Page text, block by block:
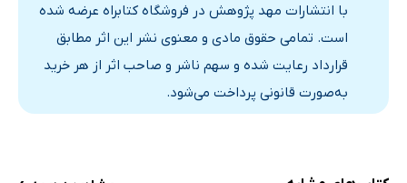
منابع فارسی
منابع انگلیسی
با انتشارات مهد پژوهش در فروشگاه کتابراه عرضه شده
است. تمامی حقوق مادی و معنوی نشر این اثر مطابق
قرارداد رعایت شده و سهم ناشر و صاحب اثر از هر خرید
به‌صورت قانونی پرداخت می‌شود.